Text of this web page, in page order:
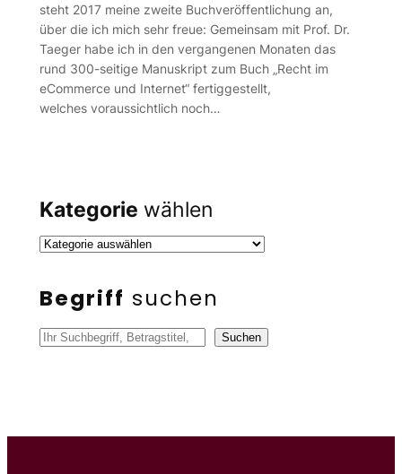
steht 2017 meine zweite Buchveröffentlichung an,
über die ich mich sehr freue: Gemeinsam mit Prof. Dr.
Taeger habe ich in den vergangenen Monaten das
rund 300-seitige Manuskript zum Buch „Recht im
eCommerce und Internet“ fertiggestellt,
welches voraussichtlich noch…
Kategorie wählen
Begriff suchen
S
n
Suchen